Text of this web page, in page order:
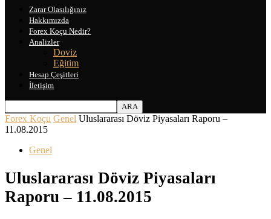
Zarar Olasılığınız
Hakkımızda
Forex Koçu Nedir?
Analizler
Doviz
Eğitim
Hesap Çeşitleri
İletişim
Forex Koçu Genel Uluslararası Döviz Piyasaları Raporu –
11.08.2015
Genel
Uluslararası Döviz Piyasaları
Raporu – 11.08.2015